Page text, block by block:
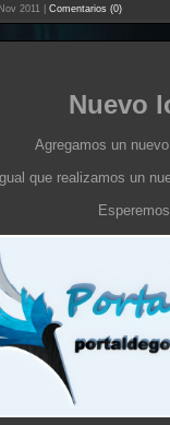
2011| Comentarios (0)
Nuevo
Agregamos un
que realizamos un